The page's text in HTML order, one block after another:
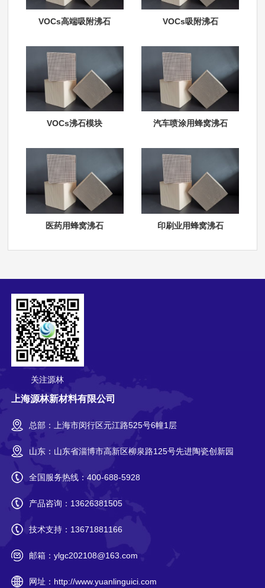
VOCs高端吸附沸石 VOCs吸附沸石
VOCs沸石模块 汽车喷涂用蜂窝沸石
医药用蜂窝沸石 印刷业用蜂窝沸石
关注源林
上海源林新材料有限公司
总部：上海市闵行区元江路525号6幢1层
山东：山东省淄博市高新区柳泉路125号先进陶瓷创新园
全国服务热线： 400-688-5928
产品咨询： 13626381505
技术支持： 13671881166
邮箱： ylgc202108@163.com
网址： http://www.yuanlinguici.com